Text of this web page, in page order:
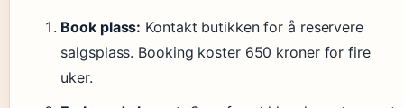
Book plass: Kontakt butikken for å reservere
salgsplass. Booking koster 650 kroner for fire
uker.